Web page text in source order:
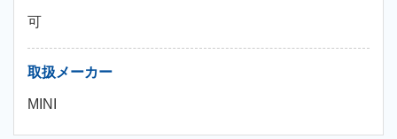
可
取扱メーカー
MINI